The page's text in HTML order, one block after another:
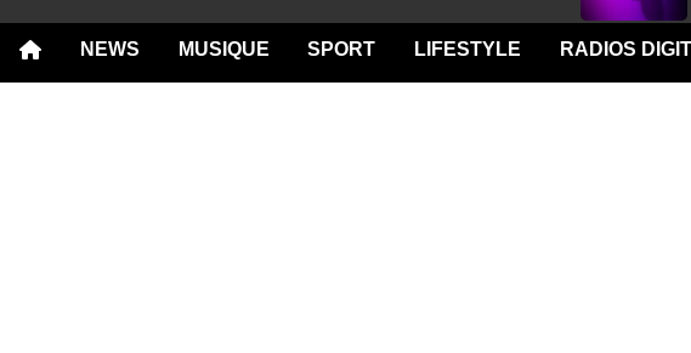
NEWS MUSIQUE SPORT LIFESTYLE RADIOS